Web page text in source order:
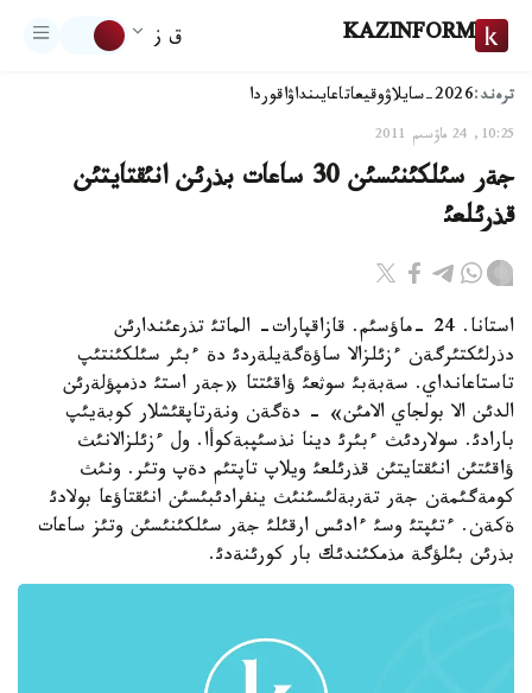
KAZINFORM ق ز
ترەند:2026-سايلاۋ وقيعاتاعايىنداۋاقوردا
10:25, 24 ماۋسىم 2011
جةر سئلكئنئسئن 30 ساعات بذرئن انئقتايتئن
قذرئلعئ
استانا. 24 -ماؤسئم. قازاقپارات- الماتئ تذرعئندارئن
دذرلئكتئرگةن ءزئلزالا ساؤةگةيلةردئ دة ءبئر سئلكئنتئپ
تاستاعانداي. سةبةبئ سوثعئ ؤاقئتتا «جةر استئ دذمپؤلةرئن
الدئن الا بولجاي الامئن» - دةگةن ونةرتاپقئشلار كوبةيئپ
بارادئ. سولاردئث ءبئرئ دينا نذسئپبةكوأا. ول ءزئلزالانئث
ؤاقئتئن انئقتايتئن قذرئلعئ ويلاپ تاپتئم دةپ وتئر. ونئث
كومةگئمةن جةر تةربةلئسئنئث ينفرادئبئسئن انئقتاؤعا بولادئ
ةكةن. ءتئپتئ وسئ ءادئس ارقئلئ جةر سئلكئنئسئن وتئز ساعات
بذرئن بئلؤگة مذمكئندئك بار كورئنةدئ.